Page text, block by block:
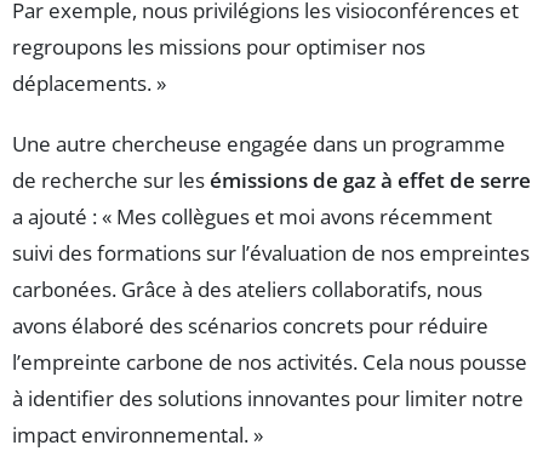
Par exemple, nous privilégions les visioconférences et
regroupons les missions pour optimiser nos
déplacements. »
Une autre chercheuse engagée dans un programme
de recherche sur lesémissions de gaz à effet de serre
a ajouté : « Mes collègues et moi avons récemment
suivi des formations sur l’évaluation de nos empreintes
carbonées. Grâce à des ateliers collaboratifs, nous
avons élaboré des scénarios concrets pour réduire
l’empreinte carbone de nos activités. Cela nous pousse
à identifier des solutions innovantes pour limiter notre
impact environnemental. »